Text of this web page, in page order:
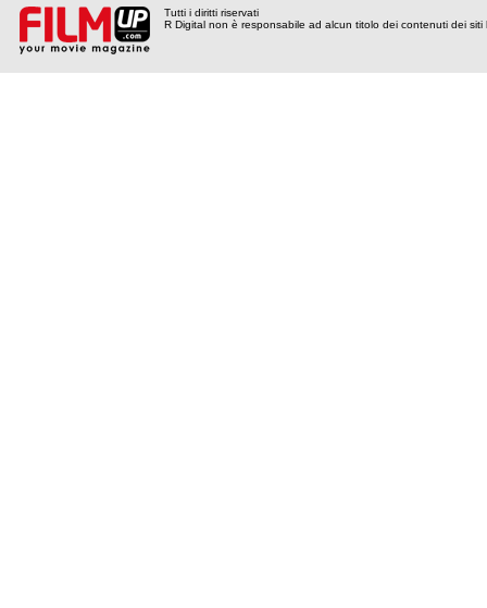
Tutti i diritti riservati
R Digital non è responsabile ad alcun titolo dei contenuti dei siti